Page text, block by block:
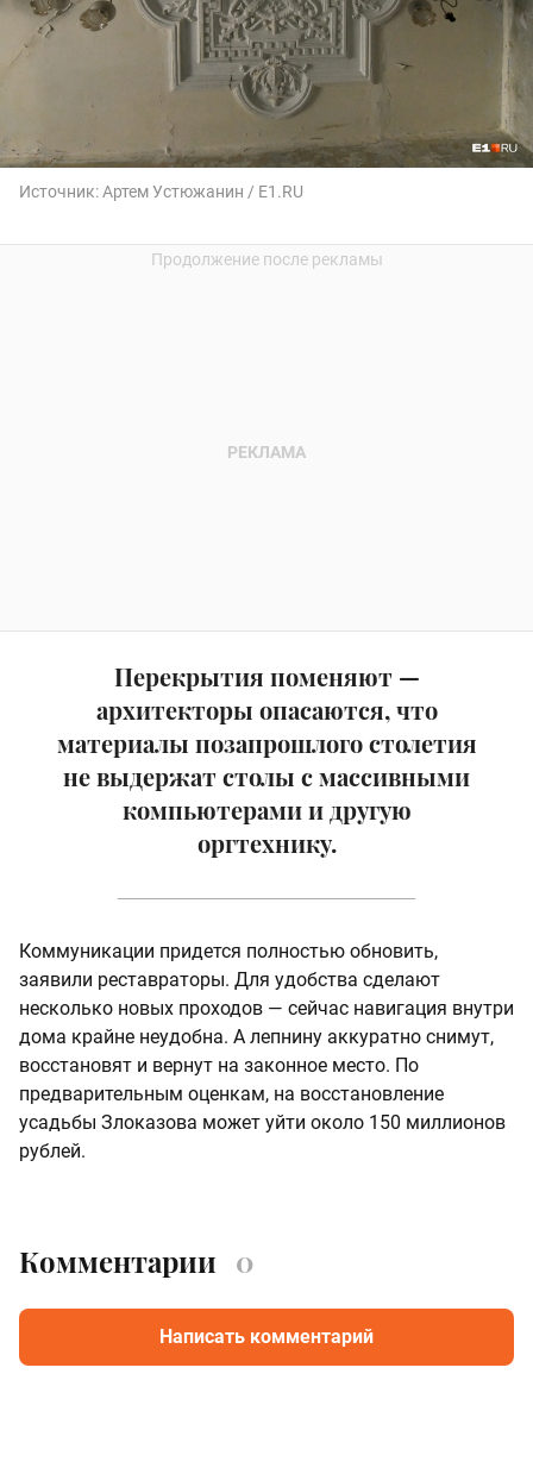
Источник:Артем Устюжанин / E1.RU
Перекрытия поменяют —
архитекторы опасаются, что
материалы позапрошлого столетия
не выдержат столы с массивными
компьютерами и другую
оргтехнику.
Коммуникации придется полностью обновить,
заявили реставраторы. Для удобства сделают
несколько новых проходов — сейчас навигация внутри
дома крайне неудобна. А лепнину аккуратно снимут,
восстановят и вернут на законное место. По
предварительным оценкам, на восстановление
усадьбы Злоказова может уйти около 150 миллионов
рублей.
Комментарии 0
Написать комментарий